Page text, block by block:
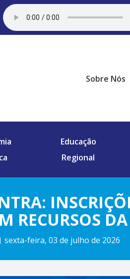
Sobre Nós
Educação
Regional
RECURSOS
sexta-feira, 03 de julho de 2026